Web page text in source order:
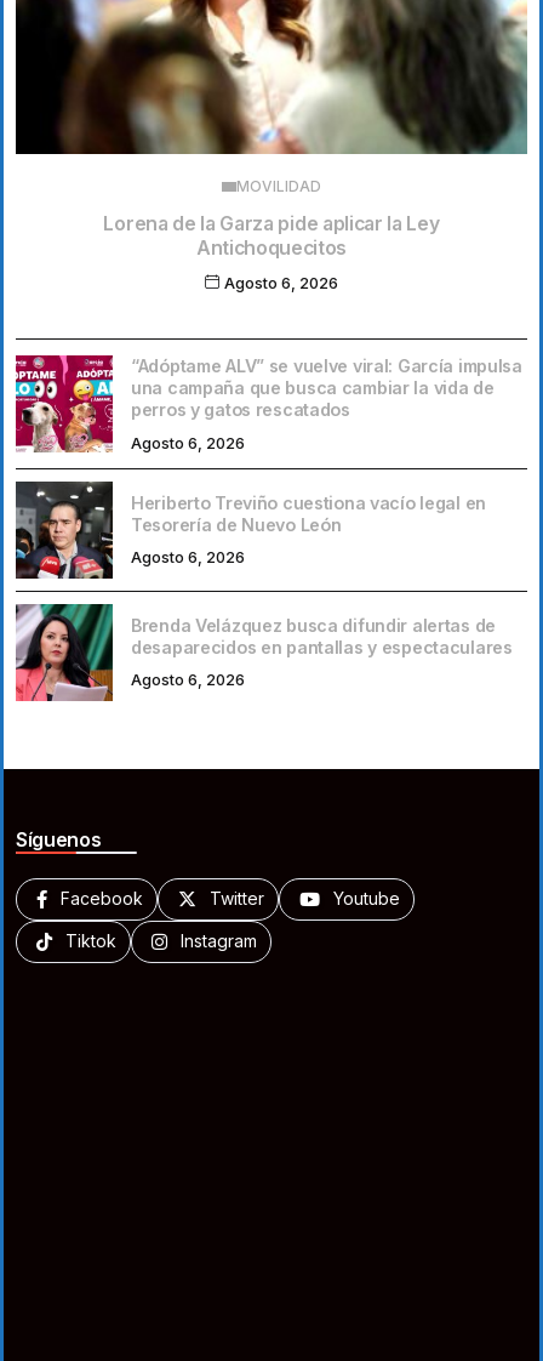
MOVILIDAD
Lorena de la Garza pide aplicar la Ley
Antichoquecitos
Agosto 6, 2026
“Adóptame ALV” se vuelve viral: García impulsa
una campaña que busca cambiar la vida de
perros y gatos rescatados
Agosto 6, 2026
Heriberto Treviño cuestiona vacío legal en
Tesorería de Nuevo León
Agosto 6, 2026
Brenda Velázquez busca difundir alertas de
desaparecidos en pantallas y espectaculares
Agosto 6, 2026
Síguenos
Facebook Twitter Youtube
Tiktok Instagram